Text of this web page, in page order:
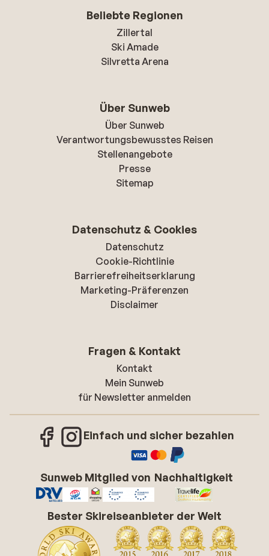
Beliebte Regionen
Zillertal
Ski Amade
Silvretta Arena
Über Sunweb
Über Sunweb
Verantwortungsbewusstes Reisen
Stellenangebote
Presse
Sitemap
Datenschutz & Cookies
Datenschutz
Cookie-Richtlinie
Barrierefreiheitserklarung
Marketing-Präferenzen
Disclaimer
Fragen & Kontakt
Kontakt
Mein Sunweb
für Newsletter anmelden
Einfach und sicher bezahlen
Sunweb Mitglied von Nachhaltigkeit
Bester Skireiseanbieter der Welt